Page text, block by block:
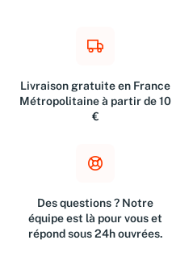
Livraison gratuite en France
Métropolitaine à partir de 10
€
Des questions ? Notre
équipe est là pour vous et
répond sous 24h ouvrées.